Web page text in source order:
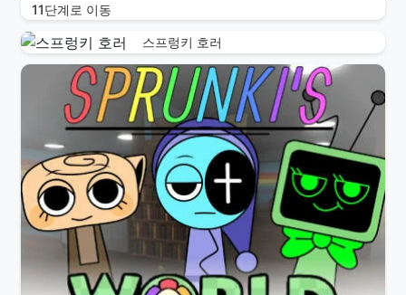
11단계로 이동
스프렁키 호러